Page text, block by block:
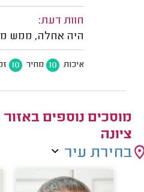
חוות דעת:
היה אחלה, ממש
איכות 10 מחיר 10
מוסכים נוספים
ציונה
בחירת עיר